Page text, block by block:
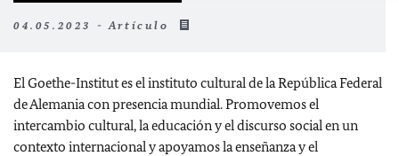
04.05.2023 - Artículo
El Goethe-Institut es el instituto cultural de la República Federal
de Alemania con presencia mundial. Promovemos el
intercambio cultural, la educación y el discurso social en un
contexto internacional y apoyamos la enseñanza y el